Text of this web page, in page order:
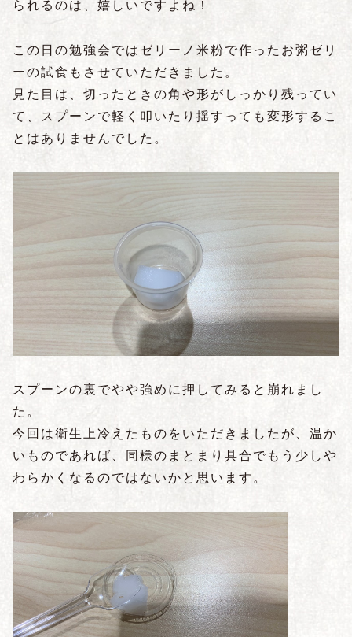
られるのは、嬉しいですよね！
この日の勉強会ではゼリーノ米粉で作ったお粥ゼリ
ーの試食もさせていただきました。
見た目は、切ったときの角や形がしっかり残ってい
て、スプーンで軽く叩いたり揺すっても変形するこ
とはありませんでした。
スプーンの裏でやや強めに押してみると崩れまし
た。
今回は衛生上冷えたものをいただきましたが、温か
いものであれば、同様のまとまり具合でもう少しや
わらかくなるのではないかと思います。